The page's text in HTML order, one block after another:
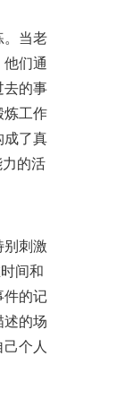
。当老
们通
的事
工作
了真
的活
刺激
间和
件的记
的场
个人